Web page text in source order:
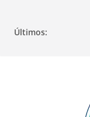
Últimos: